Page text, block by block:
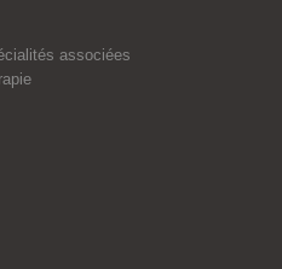
associées